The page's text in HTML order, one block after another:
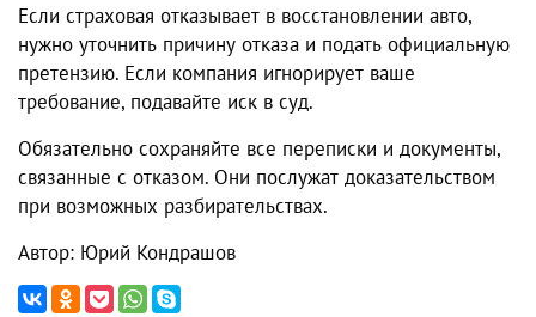
Если страховая отказывает в восстановлении авто,
нужно уточнить причину отказа и подать официальную
претензию. Если компания игнорирует ваше
требование, подавайте иск в суд.
Обязательно сохраняйте все переписки и документы,
связанные с отказом. Они послужат доказательством
при возможных разбирательствах.
Автор: Юрий Кондрашов